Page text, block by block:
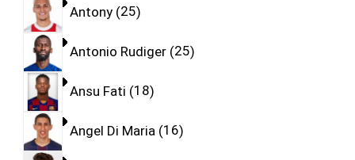
Antony 25
Antonio Rudiger 25
Ansu Fati 18
Angel Di Maria 16